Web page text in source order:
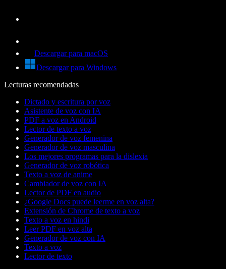
Descargar para macOS
Descargar para Windows
Lecturas recomendadas
Dictado y escritura por voz
Asistente de voz con IA
PDF a voz en Android
Lector de texto a voz
Generador de voz femenina
Generador de voz masculina
Los mejores programas para la dislexia
Generador de voz robótica
Texto a voz de anime
Cambiador de voz con IA
Lector de PDF en audio
¿Google Docs puede leerme en voz alta?
Extensión de Chrome de texto a voz
Texto a voz en hindi
Leer PDF en voz alta
Generador de voz con IA
Texto a voz
Lector de texto